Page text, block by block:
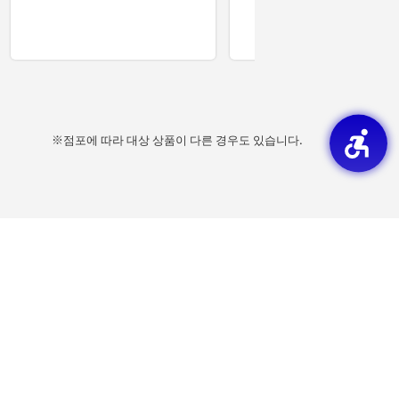
※점포에 따라 대상 상품이 다른 경우도 있습니다.